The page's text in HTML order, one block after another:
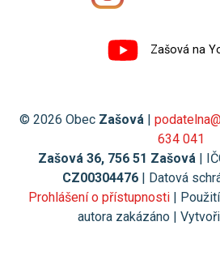
Zašová na
© 2026 Obec Zašová |
634 041
Zašová 36, 756 51 Zašová |
CZ00304476 | Datová
Prohlášení o přístupnosti |
autora zakázáno |